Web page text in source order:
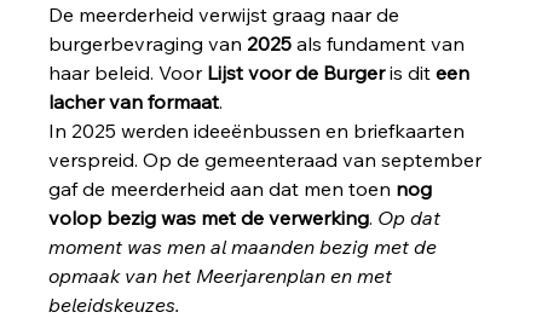
De meerderheid verwijst graag naar de
burgerbevraging van 2025 als fundament van
haar beleid. Voor Lijst voor de Burger is dit een
lacher van formaat.
In 2025 werden ideeënbussen en briefkaarten
verspreid. Op de gemeenteraad van september
gaf de meerderheid aan dat men toen nog
volop bezig was met de verwerking. Op dat
moment was men al maanden bezig met de
opmaak van het Meerjarenplan en met
beleidskeuzes.